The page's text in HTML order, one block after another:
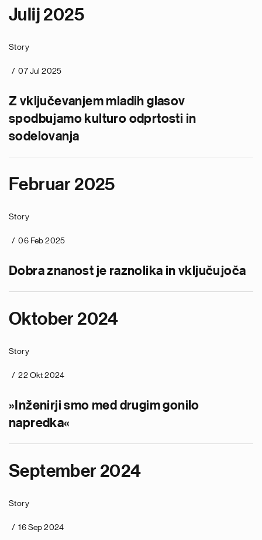
Julij 2025
Story
07 Jul 2025
Z vključevanjem mladih glasov
spodbujamo kulturo odprtosti in
sodelovanja
Februar 2025
Story
06 Feb 2025
Dobra znanost je raznolika in vključujoča
Oktober 2024
Story
22 Okt 2024
»Inženirji smo med drugim gonilo
napredka«
September 2024
Story
16 Sep 2024